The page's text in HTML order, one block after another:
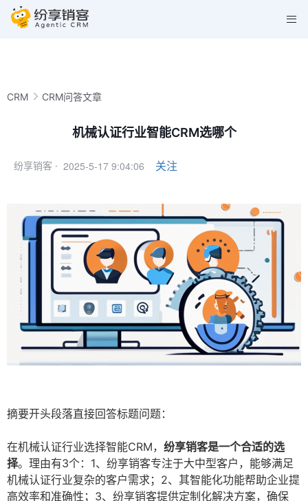
CRM CRM问答文章
机械认证行业智能CRM选哪个
纷享销客 · 2025-5-17 9:04:06 关注
摘要开头段落直接回答标题问题：
在机械认证行业选择智能CRM， 纷享销客是一个合适的选
择。理由有3个：1、纷享销客专注于大中型客户，能够满足
机械认证行业复杂的客户需求；2、其智能化功能帮助企业提
高效率和准确性；3、纷享销客提供定制化解决方案，确保